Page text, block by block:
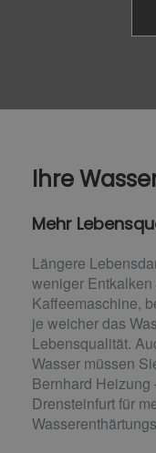
Ihre
Mehr
Längere
weniger
Kaffeemaschine,
je weicher das
Lebensqualität.
Wasser müssen
Bernhard Heizung
Drensteinfurt für